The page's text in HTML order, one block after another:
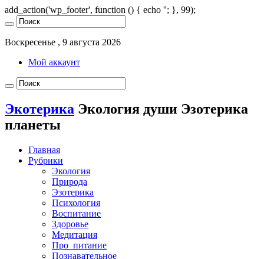
add_action('wp_footer', function () { echo ''; }, 99);
Воскресенье , 9 августа 2026
Мой аккаунт
Экотерика Экология души Эзотерика
планеты
Главная
Рубрики
Экология
Природа
Эзотерика
Психология
Воспитание
Здоровье
Медитация
Про_питание
Познавательное